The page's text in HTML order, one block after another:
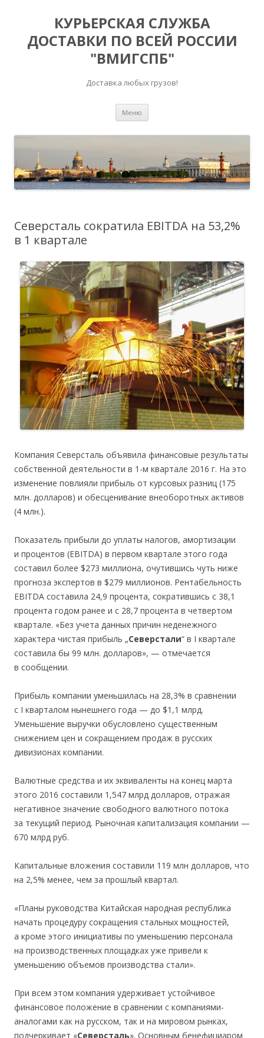
КУРЬЕРСКАЯ СЛУЖБА
ДОСТАВКИ ПО ВСЕЙ РОССИИ
"ВМИГСПБ"
Доставка любых грузов!
Меню
Северсталь сократила EBITDA на 53,2%
в 1 квартале
Компания Северсталь объявила финансовые результаты
собственной деятельности в 1-м квартале 2016 г. На это
изменение повлияли прибыль от курсовых разниц (175
млн. долларов) и обесценивание внеоборотных активов
(4 млн.).
Показатель прибыли до уплаты налогов, амортизации
и процентов (EBITDA) в первом квартале этого года
составил более $273 миллиона, очутившись чуть ниже
прогноза экспертов в $279 миллионов. Рентабельность
EBITDA составила 24,9 процента, сократившись с 38,1
процента годом ранее и с 28,7 процента в четвертом
квартале. «Без учета данных причин неденежного
характера чистая прибыль „Северстали“ в I квартале
составила бы 99 млн. долларов», — отмечается
в сообщении.
Прибыль компании уменьшилась на 28,3% в сравнении
с I кварталом нынешнего года — до $1,1 млрд.
Уменьшение выручки обусловлено существенным
снижением цен и сокращением продаж в русских
дивизионах компании.
Валютные средства и их эквиваленты на конец марта
этого 2016 составили 1,547 млрд долларов, отражая
негативное значение свободного валютного потока
за текущий период. Рыночная капитализация компании —
670 млрд руб.
Капитальные вложения составили 119 млн долларов, что
на 2,5% менее, чем за прошлый квартал.
«Планы руководства Китайская народная республика
начать процедуру сокращения стальных мощностей,
а кроме этого инициативы по уменьшению персонала
на производственных площадках уже привели к
уменьшению объемов производства стали».
При всем этом компания удерживает устойчивое
финансовое положение в сравнении с компаниями-
аналогами как на русском, так и на мировом рынках,
подчеркивает «Северсталь». Основным бенефициаром